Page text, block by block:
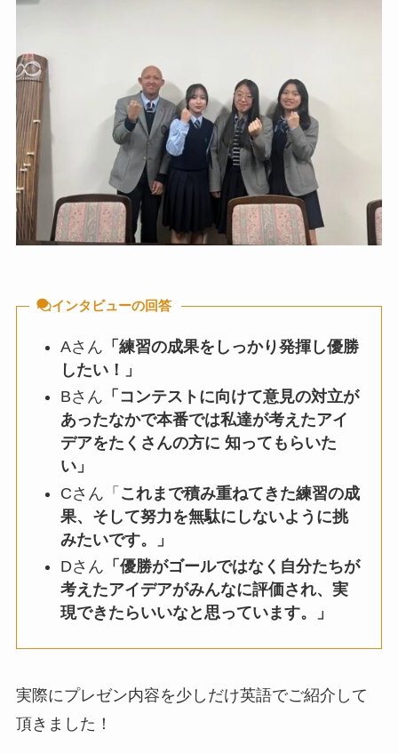
インタビューの回答
Aさん 「練習の成果をしっかり発揮し優勝
したい！」
Bさん 「コンテストに向けて意見の対立が
あったなかで本番では私達が考えたアイ
デアをたくさんの方に 知ってもらいた
い」
Cさん「 これまで積み重ねてきた練習の成
果、そして努力を無駄にしないように挑
みたいです。」
Dさん 「優勝がゴールではなく自分たちが
考えたアイデアがみんなに評価され、実
現できたらいいなと思っています。」
実際にプレゼン内容を少しだけ英語でご紹介して
頂きました！